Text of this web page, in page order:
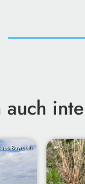
Bayreuth